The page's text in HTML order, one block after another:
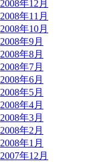
2008年12月
2008年11月
2008年10月
2008年9月
2008年8月
2008年7月
2008年6月
2008年5月
2008年4月
2008年3月
2008年2月
2008年1月
2007年12月